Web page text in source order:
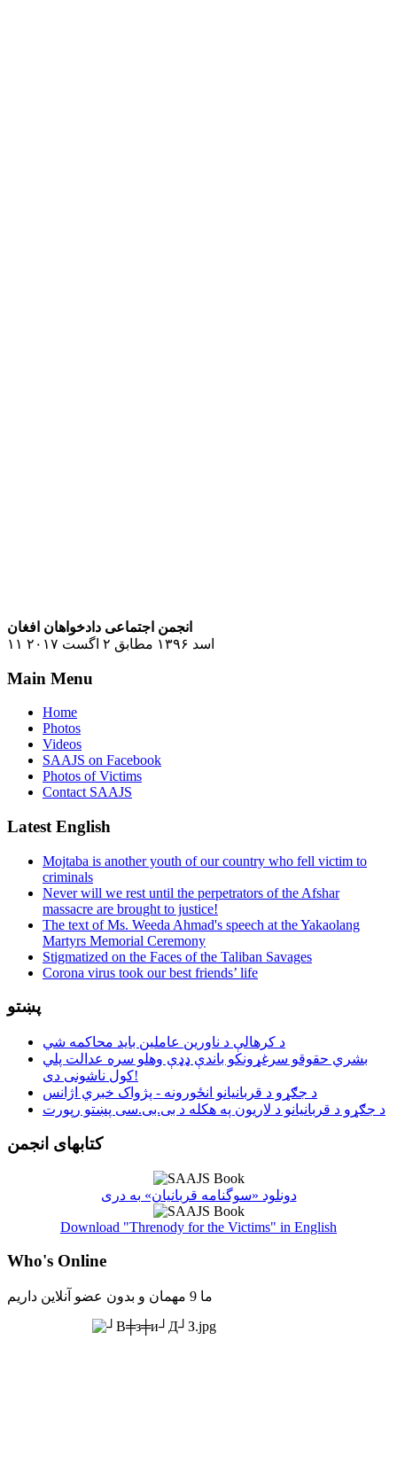
انجمن اجتماعی دادخواهان افغان
۱۱ اسد ۱۳۹۶ مطابق ۲ اگست ۲۰۱۷
Main Menu
Home
Photos
Videos
SAAJS on Facebook
Photos of Victims
Contact SAAJS
Latest English
Mojtaba is another youth of our country who fell victim to
criminals
Never will we rest until the perpetrators of the Afshar
massacre are brought to justice!
The text of Ms. Weeda Ahmad's speech at the Yakaolang
Martyrs Memorial Ceremony
Stigmatized on the Faces of the Taliban Savages
Corona virus took our best friends’ life
پښتو
د کرهالې د ناورین عاملین باید محاکمه شي
بشري حقوقو سرغړونکو باندې ډډې وهلو سره عدالت پلي
کول ناشونی دی!
د جګړو د قربانیانو انځورونه - پژواک خبري اژانس
د جګړو د قربانیانو د لاریون په هکله د بی.بی.سی پښتو رپورت
کتابهای انجمن
دونلود «سوگنامه قربانیان» به دری
Download "Threnody for the Victims" in English
Who's Online
ما 9 مهمان و بدون عضو آنلاین داریم